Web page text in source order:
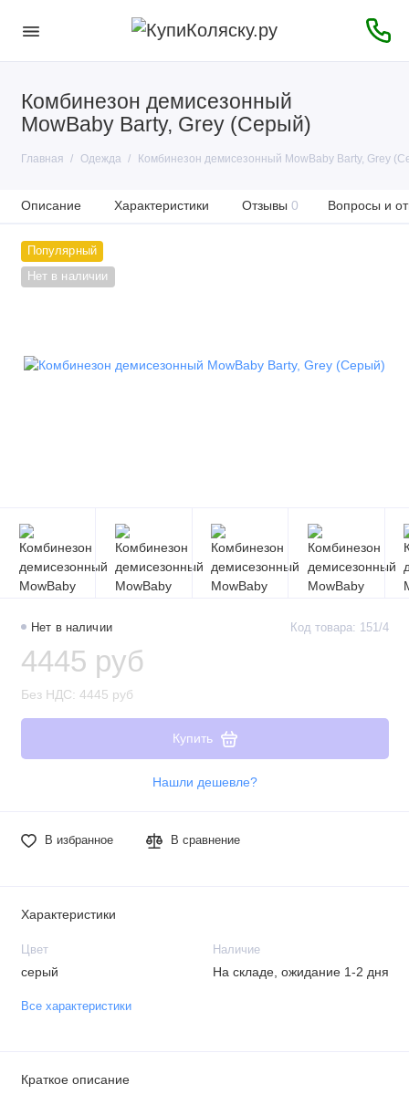
Комбинезон демисезонный
MowBaby Barty, Grey (Серый)
Главная Одежда Комбинезон демисезонный MowBaby Barty, Grey
Описание Характеристики Отзывы 0 Вопросы и
Популярный
Нет в наличии
Нет в наличии Код товара: 151/4
4445 руб
Без НДС: 4445 руб
Купить
Нашли дешевле?
В избранное В сравнение
Характеристики
Цвет
серый
Наличие
На складе, ожидание 1-2 дня
Все характеристики
Краткое описание